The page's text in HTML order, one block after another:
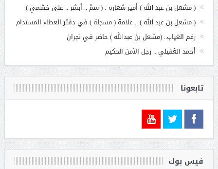
( مشعل بن عبد الله ) أمير شعاره : ( سمْ .. أبشر .. على خشمي )
( مشعل بن عبد الله ) .. علامة ( مسجلة ) في دفتر العطاء المستدام
رغم الغياب.. (مشعل بن عبدالله ) حاضر في نجران
أحمد الغفيلي .. رجل الأمن الحكيم
تابعونا
فيس بوك